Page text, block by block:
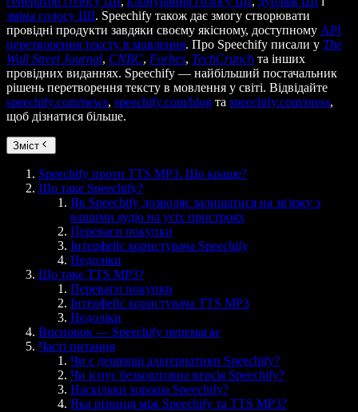
зміна голосу ШІ. Speechify також дає змогу створювати
провідні продукти завдяки своєму якісному, доступному API
перетворення тексту в мовлення. Про Speechify писали у The
Wall Street Journal, CNBC, Forbes, TechCrunch та інших
провідних виданнях. Speechify — найбільший постачальник
рішень перетворення тексту в мовлення у світі. Відвідайте
speechify.com/news, speechify.com/blog та speechify.com/press,
щоб дізнатися більше.
Зміст
Speechify проти TTS MP3. Що краще?
Що таке Speechify?
Як Speechify дозволяє залишатися на зв'язку з
вашими аудіо на усіх пристроях
Переваги покупки
Інтерфейс користувача Speechify
Недоліки
Що таке TTS MP3?
Переваги покупки
Інтерфейс користувача TTS MP3
Недоліки
Висновок — Speechify перемагає
Часті питання
Чи є дешевші альтернативи Speechify?
Чи існує безкоштовна версія Speechify?
Наскільки хороша Speechify?
Яка різниця між Speechify та TTS MP3?